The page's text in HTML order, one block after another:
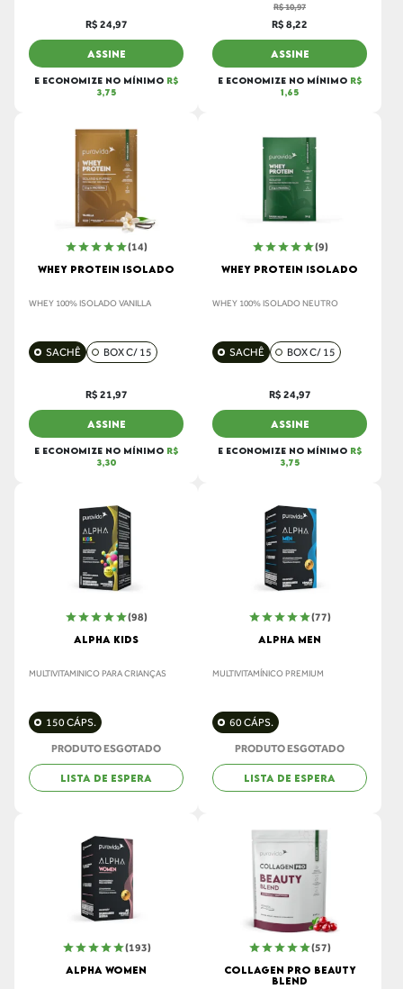
R$ 24,97
ASSINE
E ECONOMIZE NO MÍNIMO R$
3,75
R$ 10,97
R$ 8,22
ASSINE
E ECONOMIZE NO MÍNIMO R$
1,65
(14)
WHEY PROTEIN ISOLADO
WHEY 100% ISOLADO VANILLA
SACHÊ BOX C/ 15
R$ 21,97
ASSINE
E ECONOMIZE NO MÍNIMO R$
3,30
(9)
WHEY PROTEIN ISOLADO
WHEY 100% ISOLADO NEUTRO
SACHÊ BOX C/ 15
R$ 24,97
ASSINE
E ECONOMIZE NO MÍNIMO R$
3,75
(98)
ALPHA KIDS
MULTIVITAMINICO PARA CRIANÇAS
150 CÁPS.
PRODUTO ESGOTADO
LISTA DE ESPERA
(77)
ALPHA MEN
MULTIVITAMÍNICO PREMIUM
60 CÁPS.
PRODUTO ESGOTADO
LISTA DE ESPERA
(193)
ALPHA WOMEN
(57)
COLLAGEN PRO BEAUTY
BLEND